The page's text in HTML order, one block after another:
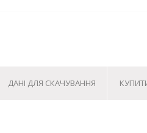
ДАНІ ДЛЯ СКАЧУВАННЯ